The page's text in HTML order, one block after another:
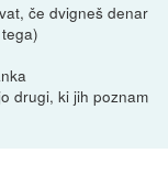
če dvigneš denar
drugi, ki jih poznam